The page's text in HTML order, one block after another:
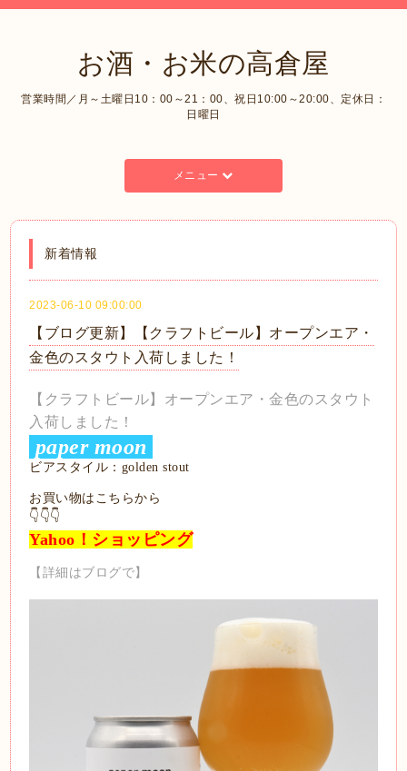
お酒・お米の高倉屋
営業時間／月～土曜日10：00～21：00、祝日10:00～20:00、定休日：
日曜日
メニュー
新着情報
2023-06-10 09:00:00
【ブログ更新】【クラフトビール】オープンエア・
金色のスタウト入荷しました！
【クラフトビール】オープンエア・金色のスタウト
入荷しました！
paper moon
ビアスタイル：golden stout
お買い物はこちらから
👇👇👇
Yahoo！ショッピング
【詳細はブログで】